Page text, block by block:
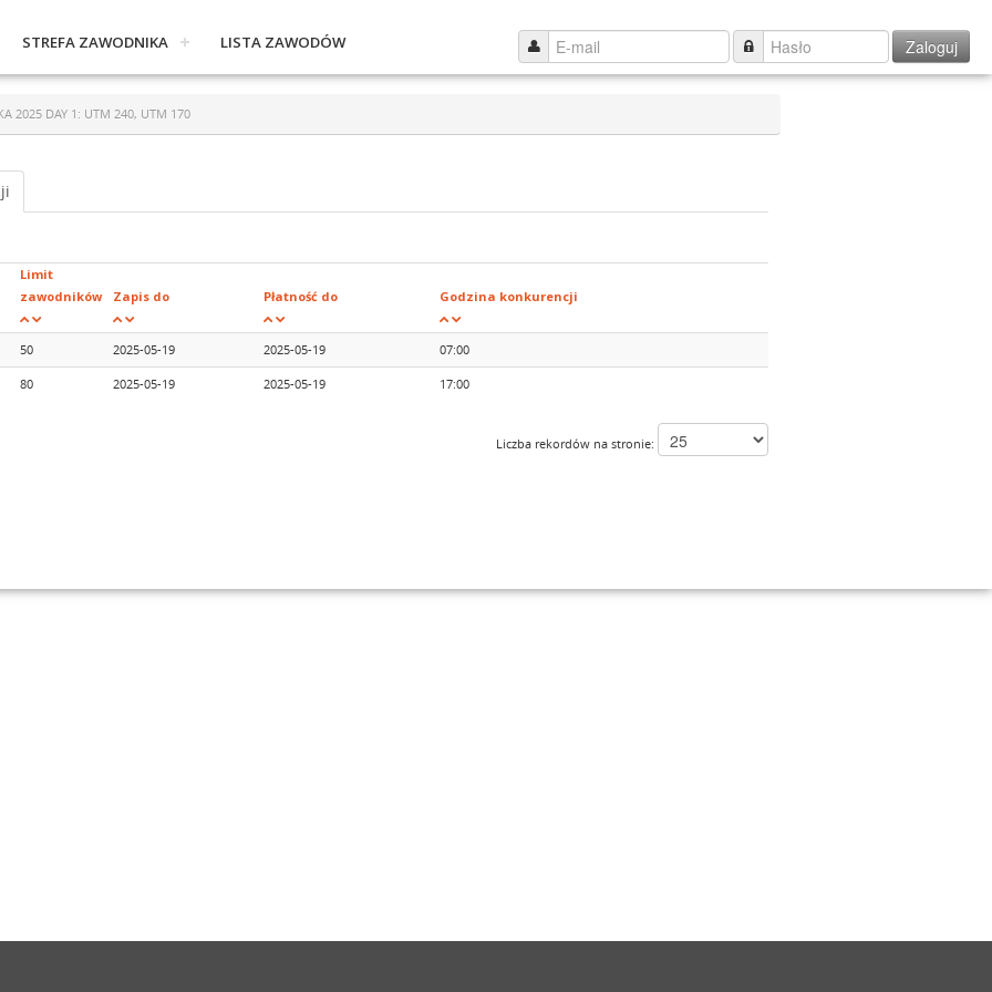
Zaloguj
STREFA ZAWODNIKA LISTA ZAWODÓW
2025 DAY 1: UTM 240, UTM 170
Limit
zawodników
Zapis do Płatność do Godzina konkurencji
50 2025-05-19 2025-05-19 07:00
80 2025-05-19 2025-05-19 17:00
Liczba rekordów na stronie: